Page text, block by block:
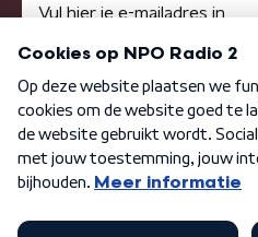
Algemene voorwaarden